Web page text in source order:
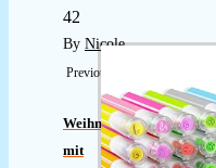
42
By Nicole
Previous
Weihnachtselfe
mit